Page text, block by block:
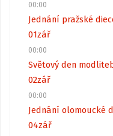
00:00
Jednání pražské
01zář
00:00
Světový den
02zář
00:00
Jednání olomoucké
04zář